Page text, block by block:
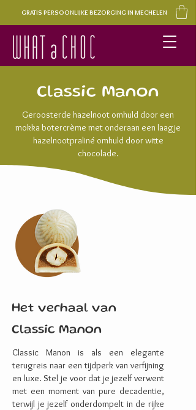
GRATIS PERSOONLIJKE BEZORGING IN MECHELEN
Classic Manon
Geroosterde hazelnoot omhuld door een
mokka botercrème met onderaan een laagje
hazelnootpraliné omhuld door witte
chocolade.
Het verhaal van
Classic Manon
Classic Manon is als een elegante
terugreis naar een tijdperk van verfijning
en luxe. Stel je voor dat je jezelf verwent
met een moment van pure decadentie,
terwijl je jezelf onderdompelt in de rijke